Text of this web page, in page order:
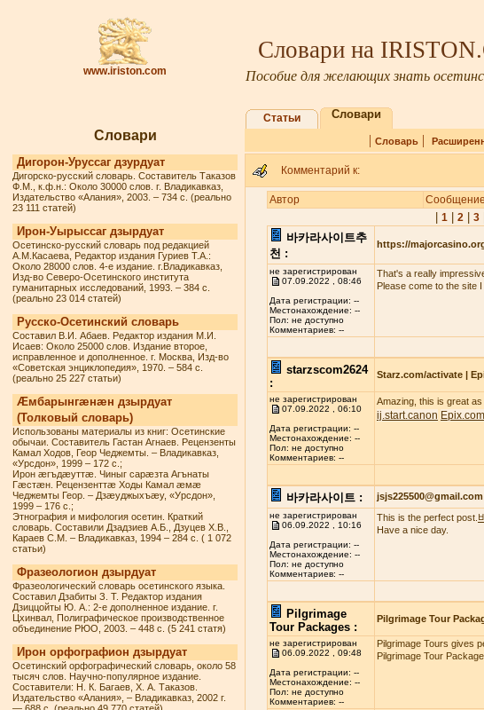
www.iriston.com
Словари на
Пособие для желающих знать
Словари
Дигорон-Уруссаг дзурдуат
Дигорско-русский словарь. Составитель Таказов
Ф.М., к.ф.н.: Около 30000 слов. г. Владикавказ,
Издательство «Алания», 2003. – 734 с. (реально
23 111 статей)
Ирон-Уырыссаг дзырдуат
Осетинско-русский словарь под редакцией
А.М.Касаева, Редактор издания Гуриев Т.А.:
Около 28000 слов. 4-е издание. г.Владикавказ,
Изд-во Северо-Осетинского института
гуманитарных исследований, 1993. – 384 с.
(реально 23 014 статей)
Русско-Осетинский словарь
Составил В.И. Абаев. Редактор издания М.И.
Исаев: Около 25000 слов. Издание второе,
исправленное и дополненное. г. Москва, Изд-во
«Советская энциклопедия», 1970. – 584 с.
(реально 25 227 статьи)
Æмбарынгæнæн дзырдуат
(Толковый словарь)
Использованы материалы из книг: Осетинские
обычаи. Составитель Гастан Агнаев. Рецензенты
Камал Ходов, Геор Чеджемты. – Владикавказ,
«Урсдон», 1999 – 172 с.;
Ирон æгъдæуттæ. Чиныг сарæзта Агънаты
Гæстæн. Рецензенттæ Ходы Камал æмæ
Чеджемты Геор. – Дзæуджыхъæу, «Урсдон»,
1999 – 176 с.;
Этнография и мифология осетин. Краткий
словарь. Составили Дзадзиев А.Б., Дзуцев Х.В.,
Караев С.М. – Владикавказ, 1994 – 284 с. ( 1 072
статьи)
Фразеологион дзырдуат
Фразеологический словарь осетинского языка.
Составил Дзабиты З. Т. Редактор издания
Дзиццойты Ю. А.: 2-е дополненное издание. г.
Цхинвал, Полиграфическое производственное
объединение РЮО, 2003. – 448 с. (5 241 статя)
Ирон орфографион дзырдуат
Осетинский орфографический словарь, около 58
тысяч слов. Научно-популярное издание.
Составители: Н. К. Багаев, Х. А. Таказов.
Издательство «Алания», – Владикавказ, 2002 г.
Статьи Словари
| Словарь|
Комментарий к:
Автор Сообщение
1| 2| 3|
바카라사이트추
천 :
https://
не зарегистрирован
07.09.2022 , 08:46
Дата регистрации: --
Местонахождение: --
Пол: не доступно
Комментариев: --
That's a really
Please come to the site
starzscom2624
:
Starz.com/activate |
не зарегистрирован
07.09.2022 , 06:10
Дата регистрации: --
Местонахождение: --
Пол: не доступно
Комментариев: --
Amazing, this is great
ij.start.canon
바카라사이트 : jsjs225500@gmail.com
не зарегистрирован
06.09.2022 , 10:16
Дата регистрации: --
Местонахождение: --
Пол: не доступно
Комментариев: --
This is the perfect post.
Have a nice day.
Pilgrimage
Tour Packages :
Pilgrimage Tour
не зарегистрирован
06.09.2022 , 09:48
Дата регистрации: --
Местонахождение: --
Пол: не доступно
Комментариев: --
Pilgrimage Tours gives
Pilgrimage Tour